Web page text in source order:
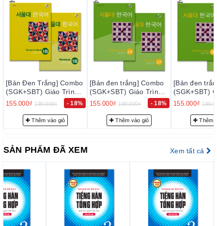
[Bản đen trắng] Combo
(SGK+SBT) Giáo Trình
Tiếng Hàn Seoul 2A - 서
155.000₫ 190.000₫ - 18%
Thêm vào giỏ
[Bản đen trắng] Combo
(SGK+SBT) Giáo Trình
Tiếng Hàn Seoul 2B - 서
155.000₫ 190.000₫ - 18%
Thêm vào giỏ
[Bản đen
(SGK+SBT)
Tiếng Hàn
155.000₫
Thêm
SẢN PHẨM ĐÃ XEM Xem tất cả